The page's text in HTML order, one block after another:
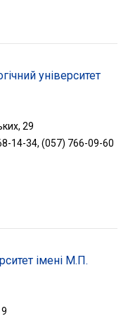
університет
29
14-34, (057) 766-09-60
імені М.П.